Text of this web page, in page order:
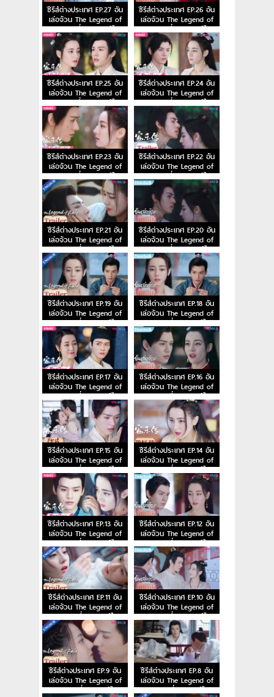
ซีรีส์ต่างประเทศ EP.27 อัน
เล่อจ้วน The Legend of
Anle ตอนที่ 27 พากย์ไทย
ซีรีส์ต่างประเทศ EP.26 อัน
เล่อจ้วน The Legend of
Anle ตอนที่ 26 พากย์ไทย
ซีรีส์ต่างประเทศ EP.25 อัน
เล่อจ้วน The Legend of
Anle ตอนที่ 25 พากย์ไทย
ซีรีส์ต่างประเทศ EP.24 อัน
เล่อจ้วน The Legend of
Anle ตอนที่ 24 พากย์ไทย
ซีรีส์ต่างประเทศ EP.23 อัน
เล่อจ้วน The Legend of
Anle ตอนที่ 23 พากย์ไทย
ซีรีส์ต่างประเทศ EP.22 อัน
เล่อจ้วน The Legend of
Anle ตอนที่ 22 พากย์ไทย
ซีรีส์ต่างประเทศ EP.21 อัน
เล่อจ้วน The Legend of
Anle ตอนที่ 21 พากย์ไทย
ซีรีส์ต่างประเทศ EP.20 อัน
เล่อจ้วน The Legend of
Anle ตอนที่ 20 พากย์ไทย
ซีรีส์ต่างประเทศ EP.19 อัน
เล่อจ้วน The Legend of
Anle ตอนที่ 19 พากย์ไทย
ซีรีส์ต่างประเทศ EP.18 อัน
เล่อจ้วน The Legend of
Anle ตอนที่ 18 พากย์ไทย
ซีรีส์ต่างประเทศ EP.17 อัน
เล่อจ้วน The Legend of
Anle ตอนที่ 17 พากย์ไทย
ซีรีส์ต่างประเทศ EP.16 อัน
เล่อจ้วน The Legend of
Anle ตอนที่ 16 พากย์ไทย
ซีรีส์ต่างประเทศ EP.15 อัน
เล่อจ้วน The Legend of
Anle ตอนที่ 15 พากย์ไทย
ซีรีส์ต่างประเทศ EP.14 อัน
เล่อจ้วน The Legend of
Anle ตอนที่ 14 พากย์ไทย
ซีรีส์ต่างประเทศ EP.13 อัน
เล่อจ้วน The Legend of
Anle ตอนที่ 13 พากย์ไทย
ซีรีส์ต่างประเทศ EP.12 อัน
เล่อจ้วน The Legend of
Anle ตอนที่ 12 พากย์ไทย
ซีรีส์ต่างประเทศ EP.11 อัน
เล่อจ้วน The Legend of
Anle ตอนที่ 11 พากย์ไทย
ซีรีส์ต่างประเทศ EP.10 อัน
เล่อจ้วน The Legend of
Anle ตอนที่ 10 พากย์ไทย
ซีรีส์ต่างประเทศ EP.9 อัน
เล่อจ้วน The Legend of
Anle ตอนที่ 9 พากย์ไทย
ซีรีส์ต่างประเทศ EP.8 อัน
เล่อจ้วน The Legend of
Anle ตอนที่ 8 พากย์ไทย